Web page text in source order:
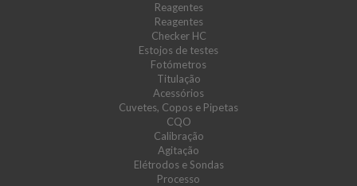
Reagentes
Reagentes
Checker HC
Estojos de testes
Fotómetros
Titulação
Acessórios
Cuvetes, Copos e Pipetas
CQO
Calibração
Agitação
Elétrodos e Sondas
Processo